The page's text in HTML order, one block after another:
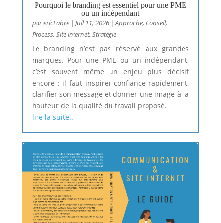
Pourquoi le branding est essentiel pour une PME
ou un indépendant
parericFabre| Juil 11, 2026|Approche, Conseil,
Process, Site internet, Stratégie
Le branding n’est pas réservé aux grandes
marques. Pour une PME ou un indépendant,
c’est souvent même un enjeu plus décisif
encore : il faut inspirer confiance rapidement,
clarifier son message et donner une image à la
hauteur de la qualité du travail proposé.
lire la suite...